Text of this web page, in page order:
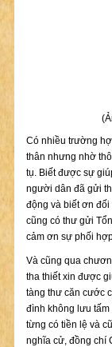
Có nhiều trường
thân nhưng nhờ
tụ. Biết được sự
người dân đã gửi
động và biết ơn
cũng có thư gửi
cảm ơn sự phối
Và cũng qua
tha thiết xin được
tàng thư căn cước
đình không lưu
từng có tiền lệ và
nghĩa cử, đồng chí